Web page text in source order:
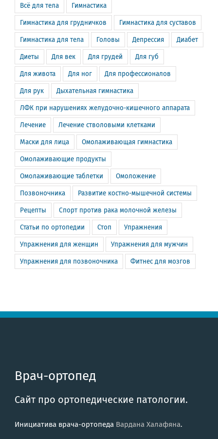
Всё для тела Гимнастика
Гимнастика для грудничков Гимнастика для суставов
Гимнастика для тела Головы Депрессия Диабет
Диеты Для век Для грудей Для губ
Для живота Для ног Для профессионалов
Для рук Дыхательная гимнастика
ЛФК при нарушениях желудочно-кишечного аппарата
Лечение Лечение стволовыми клетками
Маски для лица Омолаживающая гимнастика
Омолаживающие продукты
Омолаживающие таблетки Омоложение
Позвоночника Развитие костно-мышечной системы
Рецепты Спорт против рака молочной железы
Статьи по ортопедии Стоп Упражнения
Упражнения для женщин Упражнения для мужчин
Упражнения для позвоночника Фитнес для мозгов
Врач-ортопед
Сайт про ортопедические патологии.
Инициатива врача-ортопеда Вардана Халафяна.